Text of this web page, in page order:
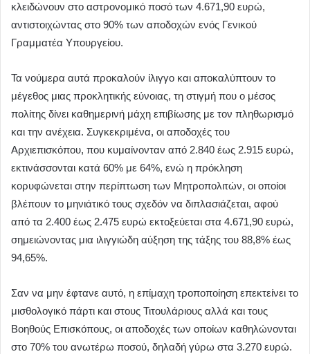
κλειδώνουν στο αστρονομικό ποσό των 4.671,90 ευρώ,
αντιστοιχώντας στο 90% των αποδοχών ενός Γενικού
Γραμματέα Υπουργείου.
Τα νούμερα αυτά προκαλούν ίλιγγο και αποκαλύπτουν το
μέγεθος μιας προκλητικής εύνοιας, τη στιγμή που ο μέσος
πολίτης δίνει καθημερινή μάχη επιβίωσης με τον πληθωρισμό
και την ανέχεια. Συγκεκριμένα, οι αποδοχές του
Αρχιεπισκόπου, που κυμαίνονταν από 2.840 έως 2.915 ευρώ,
εκτινάσσονται κατά 60% με 64%, ενώ η πρόκληση
κορυφώνεται στην περίπτωση των Μητροπολιτών, οι οποίοι
βλέπουν το μηνιάτικό τους σχεδόν να διπλασιάζεται, αφού
από τα 2.400 έως 2.475 ευρώ εκτοξεύεται στα 4.671,90 ευρώ,
σημειώνοντας μια ιλιγγιώδη αύξηση της τάξης του 88,8% έως
94,65%.
Σαν να μην έφτανε αυτό, η επίμαχη τροποποίηση επεκτείνει το
μισθολογικό πάρτι και στους Τιτουλάριους αλλά και τους
Βοηθούς Επισκόπους, οι αποδοχές των οποίων καθηλώνονται
στο 70% του ανωτέρω ποσού, δηλαδή γύρω στα 3.270 ευρώ.